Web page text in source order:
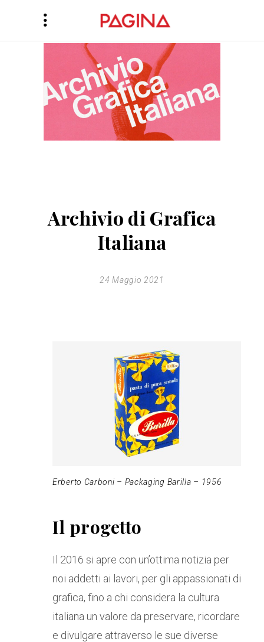
Archivio di Grafica
Italiana
24 Maggio 2021
Erberto Carboni – Packaging Barilla – 1956
Il progetto
Il 2016 si apre con un’ottima notizia per
noi addetti ai lavori, per gli appassionati di
grafica, fino a chi considera la cultura
italiana un valore da preservare, ricordare
e divulgare attraverso le sue diverse